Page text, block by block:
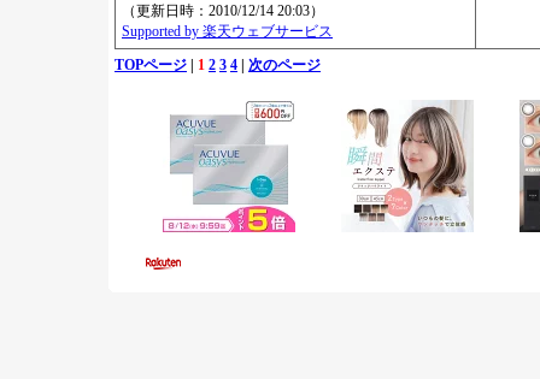
（更新日時：2010/12/14 20:03）
Supported by 楽天ウェブサービス
TOPページ 1 2 3 4 次のページ